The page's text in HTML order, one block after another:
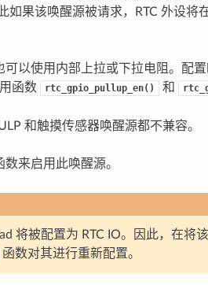
如果该唤醒源被请求，RTC 外设将
以使用内部上拉或下拉电阻。配
函数 rtc_gpio_pullup_en() 和
和触摸传感器唤醒源都不兼容。
数来启用此唤醒源。
将被配置为 RTC IO。因此，在将
函数对其进行重新配置。